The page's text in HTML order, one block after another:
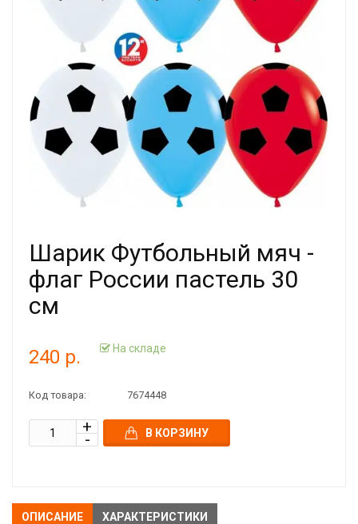
Шарик Футбольный мяч -
флаг России пастель 30
см
240 р. На складе
Код товара: 7674448
В КОРЗИНУ
ОПИСАНИЕ ХАРАКТЕРИСТИКИ